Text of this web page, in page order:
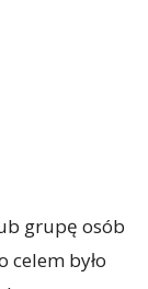
grupę osób
celem było